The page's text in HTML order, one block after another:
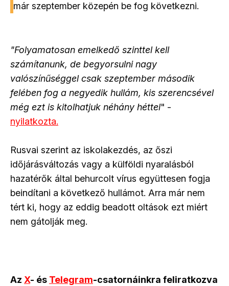
már szeptember közepén be fog következni.
"Folyamatosan emelkedő szinttel kell
számítanunk, de begyorsulni nagy
valószínűséggel csak szeptember második
felében fog a negyedik hullám, kis szerencsével
még ezt is kitolhatjuk néhány héttel" -
nyilatkozta.
Rusvai szerint az iskolakezdés, az őszi
időjárásváltozás vagy a külföldi nyaralásból
hazatérők által behurcolt vírus együttesen fogja
beindítani a következő hullámot. Arra már nem
tért ki, hogy az eddig beadott oltások ezt miért
nem gátolják meg.
Az X- és Telegram-csatornáinkra feliratkozva